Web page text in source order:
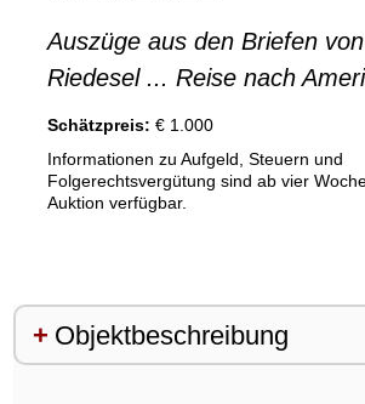
Auszüge aus den Briefen von
Riedesel ... Reise nach
Schätzpreis: € 1.000
Informationen zu Aufgeld, Steuern und
Folgerechtsvergütung sind ab vier
Auktion verfügbar.
Objektbeschreibung